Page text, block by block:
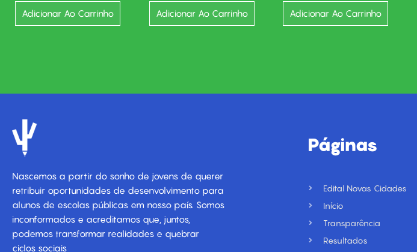
Adicionar Ao Carrinho Adicionar Ao Carrinho Adicionar Ao Carrinho
Nascemos a partir do sonho de jovens de querer
retribuir oportunidades de desenvolvimento para
alunos de escolas públicas em nosso país. Somos
inconformados e acreditamos que, juntos,
podemos transformar realidades e quebrar
ciclos sociais
Páginas
Edital Novas Cidades
Início
Transparência
Resultados